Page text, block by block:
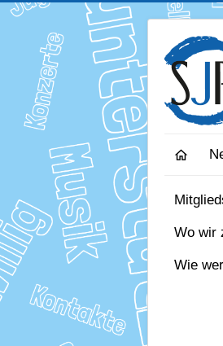
Wo wir
Wie